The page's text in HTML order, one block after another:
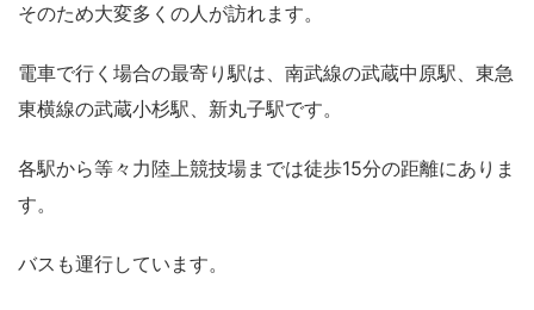
そのため大変多くの人が訪れます。
電車で行く場合の最寄り駅は、南武線の武蔵中原駅、東急
東横線の武蔵小杉駅、新丸子駅です。
各駅から等々力陸上競技場までは徒歩15分の距離にありま
す。
バスも運行しています。